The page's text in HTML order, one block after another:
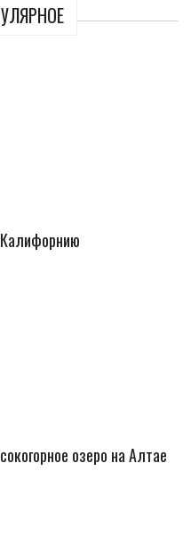
озеро на Алтае